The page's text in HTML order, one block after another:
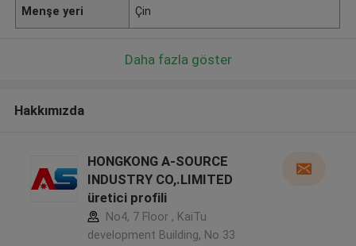
Menşe yeri Çin
Daha fazla göster
Hakkımızda
HONGKONG A-SOURCE
INDUSTRY CO,.LIMITED
üretici profili
No4, 7 Floor , KaiTu
development Building, No 33